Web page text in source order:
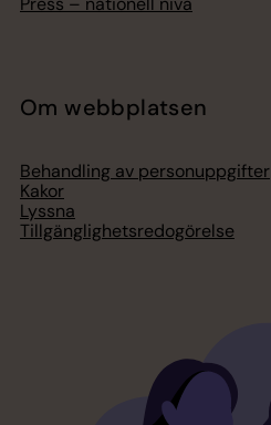
Om webbplatsen
Behandling av personuppgifter
Kakor
Lyssna
Tillgänglighetsredogörelse